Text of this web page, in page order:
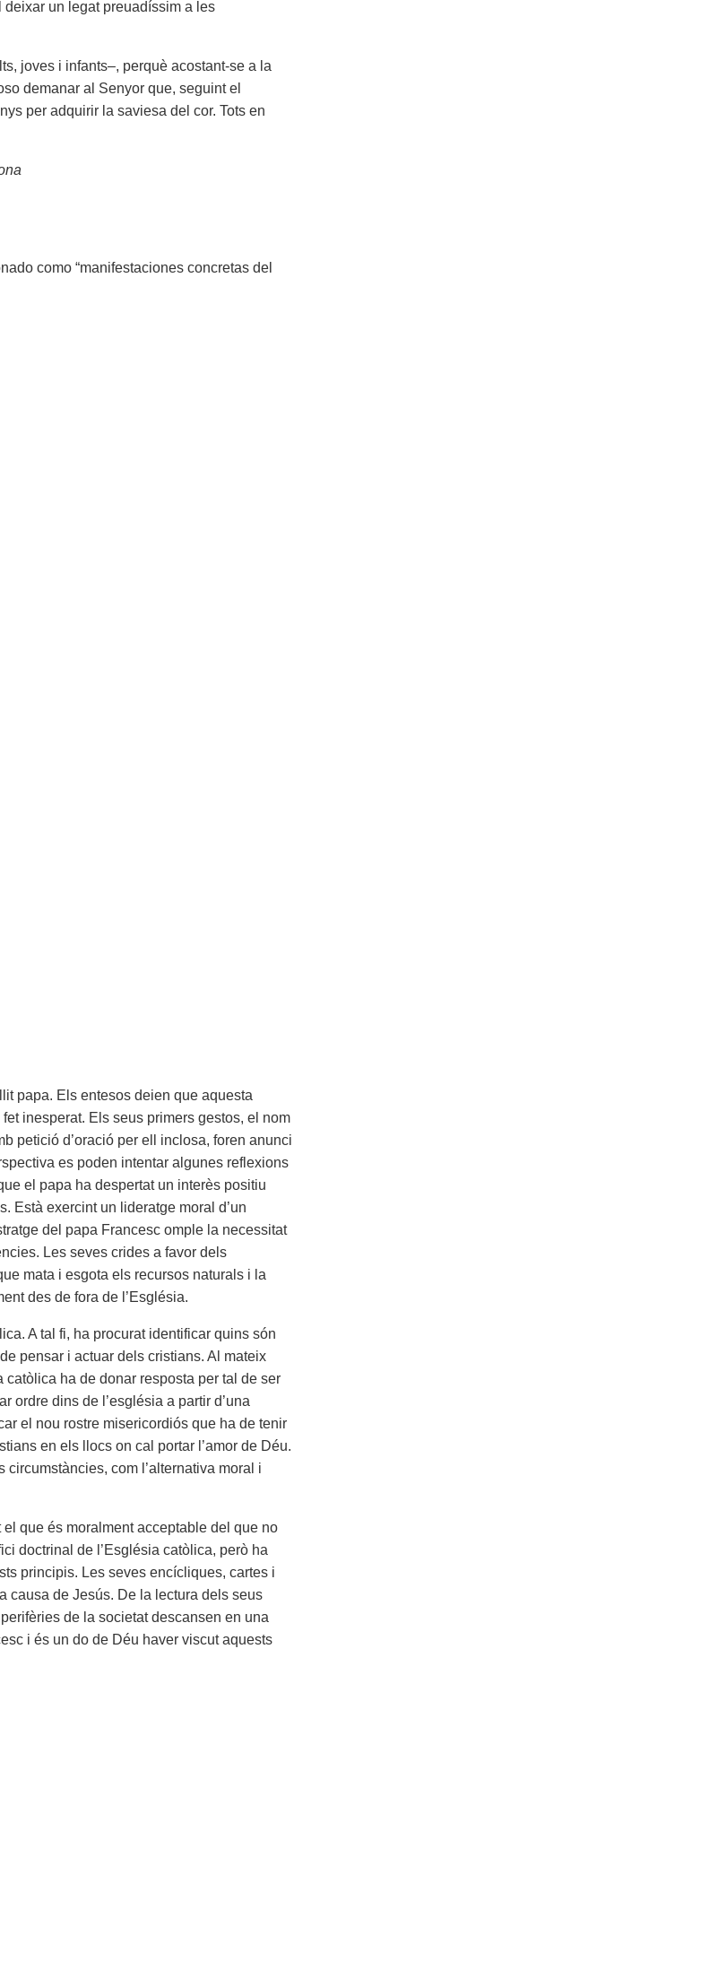
deixar un legat preuadíssim a les
joves i infants–, perquè acostant-se a la
demanar al Senyor que, seguint el
per adquirir la saviesa del cor. Tots en
como “manifestaciones concretas del
papa. Els entesos deien que aquesta
inesperat. Els seus primers gestos, el nom
petició d’oració per ell inclosa, foren anunci
es poden intentar algunes reflexions
el papa ha despertat un interès positiu
Està exercint un lideratge moral d’un
del papa Francesc omple la necessitat
Les seves crides a favor dels
mata i esgota els recursos naturals i la
des de fora de l’Església.
A tal fi, ha procurat identificar quins són
pensar i actuar dels cristians. Al mateix
ha de donar resposta per tal de ser
ordre dins de l’església a partir d’una
el nou rostre misericordiós que ha de tenir
en els llocs on cal portar l’amor de Déu.
com l’alternativa moral i
que és moralment acceptable del que no
doctrinal de l’Església catòlica, però ha
principis. Les seves encícliques, cartes i
causa de Jesús. De la lectura dels seus
de la societat descansen en una
i és un do de Déu haver viscut aquests